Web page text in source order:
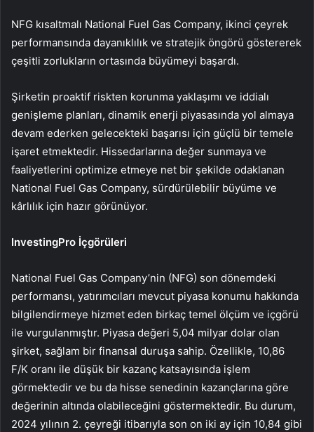
NFG kısaltmalı National Fuel Gas Company, ikinci çeyrek
performansında dayanıklılık ve stratejik öngörü göstererek
çeşitli zorlukların ortasında büyümeyi başardı.
Şirketin proaktif riskten korunma yaklaşımı ve iddialı
genişleme planları, dinamik enerji piyasasında yol almaya
devam ederken gelecekteki başarısı için güçlü bir temele
işaret etmektedir. Hissedarlarına değer sunmaya ve
faaliyetlerini optimize etmeye net bir şekilde odaklanan
National Fuel Gas Company, sürdürülebilir büyüme ve
kârlılık için hazır görünüyor.
InvestingPro İçgörüleri
National Fuel Gas Company’nin (NFG) son dönemdeki
performansı, yatırımcıları mevcut piyasa konumu hakkında
bilgilendirmeye hizmet eden birkaç temel ölçüm ve içgörü
ile vurgulanmıştır. Piyasa değeri 5,04 milyar dolar olan
şirket, sağlam bir finansal duruşa sahip. Özellikle, 10,86
F/K oranı ile düşük bir kazanç katsayısında işlem
görmektedir ve bu da hisse senedinin kazançlarına göre
değerinin altında olabileceğini göstermektedir. Bu durum,
2024 yılının 2. çeyreği itibarıyla son on iki ay için 10,84 gibi